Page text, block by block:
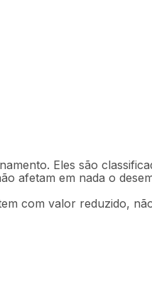
Eles são
afetam em nada o
com valor reduzido,